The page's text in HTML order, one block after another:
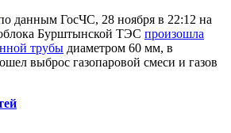
данным ГосЧС, 28 ноября в 22:12 на
Бурштынской ТЭС произошла
трубы диаметром 60 мм, в
выброс газопаровой смеси и газов